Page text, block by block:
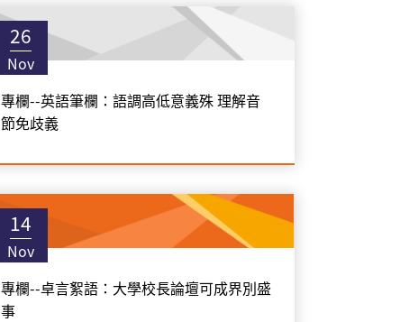
26
Nov
專欄--英語筆欄：語調高低意義殊 理解音
節免歧義
14
Nov
專欄--卓言絮語：大學校長論壇可成界別盛
事